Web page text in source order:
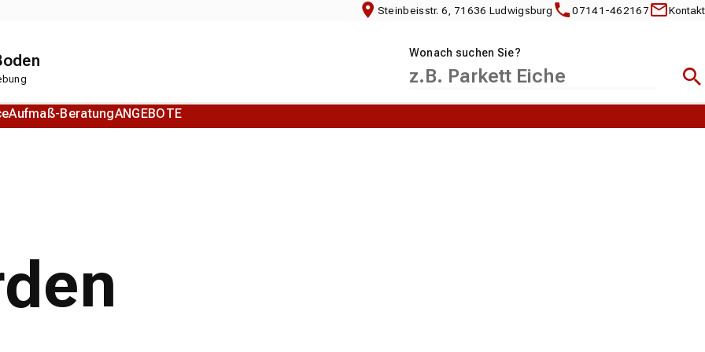
Steinbeisstr. 6, 71636 Ludwigsburg 07141-462167 Kontakt
Wonach suchen Sie?
Aufmaß-BeratungANGEBOTE